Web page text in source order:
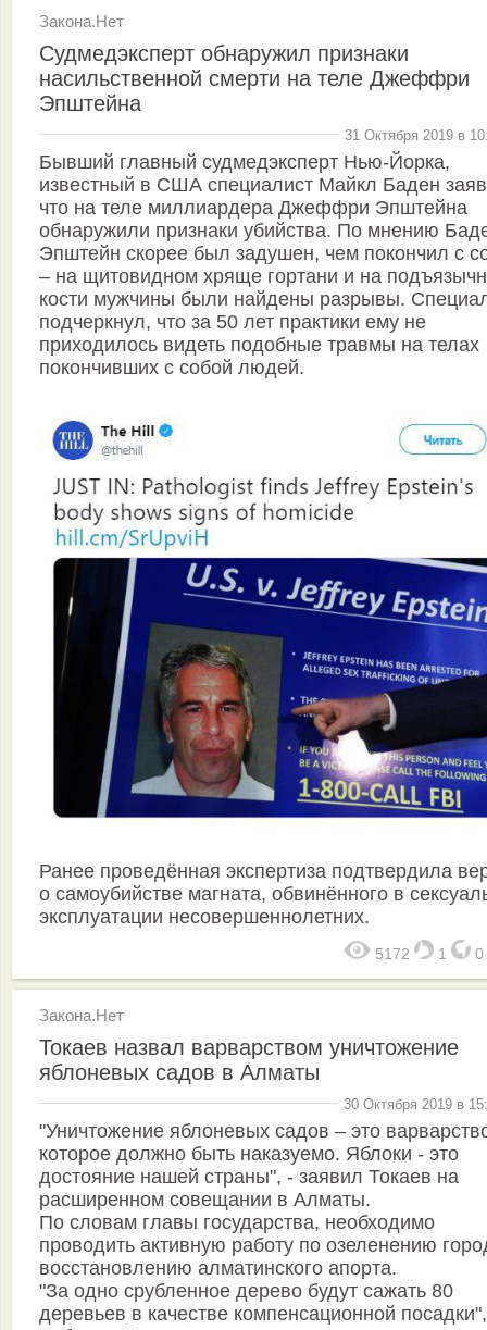
Закона.Нет
Судмедэксперт обнаружил признаки
насильственной смерти на теле Джеффри
Эпштейна
31 Октября 2019 в
Бывший главный судмедэксперт Нью-Йорка,
известный в США специалист Майкл Баден
что на теле миллиардера Джеффри Эпштейна
обнаружили признаки убийства. По мнению
Эпштейн скорее был задушен, чем покончил с
– на щитовидном хряще гортани и на
кости мужчины были найдены разрывы.
подчеркнул, что за 50 лет практики ему не
приходилось видеть подобные травмы на телах
покончивших с собой людей.
Ранее проведённая экспертиза подтвердила
о самоубийстве магната, обвинённого в
эксплуатации несовершеннолетних.
5172 1 0
Закона.Нет
Токаев назвал варварством уничтожение
яблоневых садов в Алматы
30 Октября 2019 в
"Уничтожение яблоневых садов – это
которое должно быть наказуемо. Яблоки - это
достояние нашей страны", - заявил Токаев на
расширенном совещании в Алматы.
По словам главы государства, необходимо
проводить активную работу по озеленению
восстановлению алматинского апорта.
"За одно срубленное дерево будут сажать 80
деревьев в качестве компенсационной